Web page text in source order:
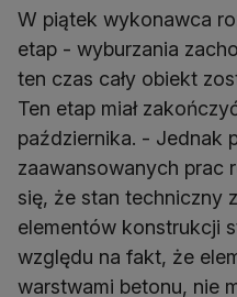
W piątek wykonawca
etap - wyburzania
ten czas cały obiekt
Ten etap miał
października. - Jednak
zaawansowanych prac
się, że stan techniczny
elementów konstrukcji
względu na fakt, że
warstwami betonu, nie